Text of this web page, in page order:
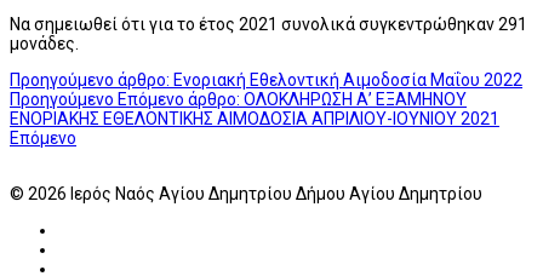
Να σημειωθεί ότι για το έτος 2021 συνολικά συγκεντρώθηκαν 291
μονάδες.
Προηγούμενο άρθρο: Ενοριακή Εθελοντική Αιμοδοσία Μαΐου 2022
Προηγούμενο Επόμενο άρθρο: ΟΛΟΚΛΗΡΩΣΗ Α’ ΕΞΑΜΗΝΟΥ
ΕΝΟΡΙΑΚΗΣ ΕΘΕΛΟΝΤΙΚΗΣ ΑΙΜΟΔΟΣΙΑ ΑΠΡΙΛΙΟΥ-ΙΟΥΝΙΟΥ 2021
Επόμενο
© 2026 Ιερός Ναός Αγίου Δημητρίου Δήμου Αγίου Δημητρίου